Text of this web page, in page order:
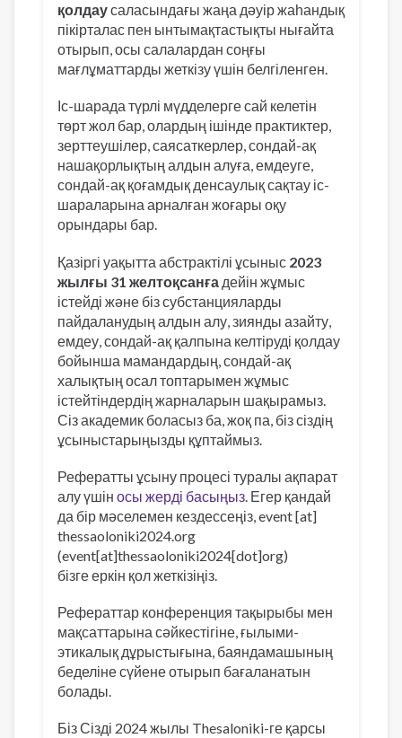
қолдаусаласындағы жаңа дәуір жаһандық
пікірталас пен ынтымақтастықты нығайта
отырып, осы салалардан соңғы
мағлұматтарды жеткізу үшін белгіленген.
Іс-шарада түрлі мүдделерге сай келетін
төрт жол бар, олардың ішінде практиктер,
зерттеушілер, саясаткерлер, сондай-ақ
нашақорлықтың алдын алуға, емдеуге,
сондай-ақ қоғамдық денсаулық сақтау іс-
шараларына арналған жоғары оқу
орындары бар.
Қазіргі уақытта абстрактілі ұсыныс 2023
жылғы 31 желтоқсанға дейін жұмыс
істейді және біз субстанцияларды
пайдаланудың алдын алу, зиянды азайту,
емдеу, сондай-ақ қалпына келтіруді қолдау
бойынша мамандардың, сондай-ақ
халықтың осал топтарымен жұмыс
істейтіндердің жарналарын шақырамыз.
Сіз академик боласыз ба, жоқ па, біз сіздің
ұсыныстарыңызды құптаймыз.
Рефератты ұсыну процесі туралы ақпарат
алу үшін осы жерді басыңыз . Егер қандай
да бір мәселемен кездессеңіз, event[at]
thessaoloniki2024org
(event[at]thessaoloniki2024[dot]org)
бізге еркін қол жеткізіңіз.
Рефераттар конференция тақырыбы мен
мақсаттарына сәйкестігіне, ғылыми-
этикалық дұрыстығына, баяндамашының
беделіне сүйене отырып бағаланатын
болады.
Біз Сізді 2024 жылы Thesaloniki-ге қарсы